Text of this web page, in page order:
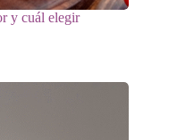
y cuál elegir